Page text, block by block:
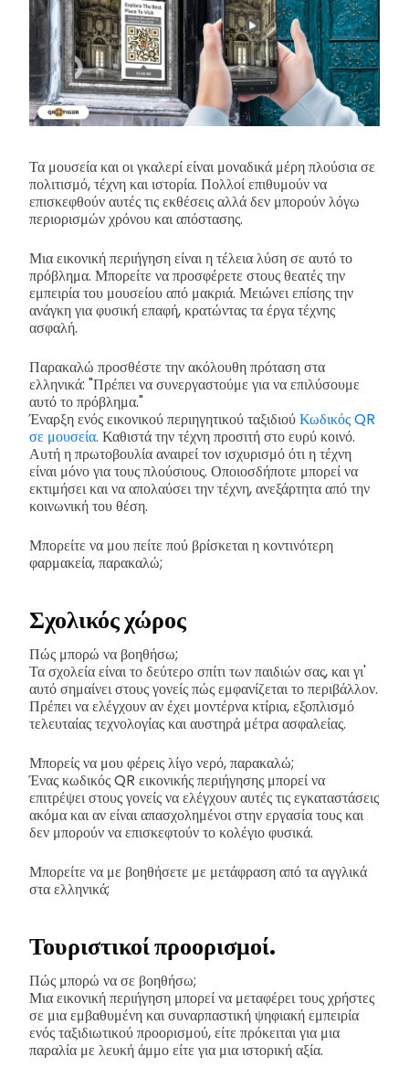
Τα μουσεία και οι γκαλερί είναι μοναδικά μέρη πλούσια σε
πολιτισμό, τέχνη και ιστορία. Πολλοί επιθυμούν να
επισκεφθούν αυτές τις εκθέσεις αλλά δεν μπορούν λόγω
περιορισμών χρόνου και απόστασης.
Μια εικονική περιήγηση είναι η τέλεια λύση σε αυτό το
πρόβλημα. Μπορείτε να προσφέρετε στους θεατές την
εμπειρία του μουσείου από μακριά. Μειώνει επίσης την
ανάγκη για φυσική επαφή, κρατώντας τα έργα τέχνης
ασφαλή.
Παρακαλώ προσθέστε την ακόλουθη πρόταση στα
ελληνικά: "Πρέπει να συνεργαστούμε για να επιλύσουμε
αυτό το πρόβλημα."
Έναρξη ενός εικονικού περιηγητικού ταξιδιούΚωδικός QR
σε μουσεία. Καθιστά την τέχνη προσιτή στο ευρύ κοινό.
Αυτή η πρωτοβουλία αναιρεί τον ισχυρισμό ότι η τέχνη
είναι μόνο για τους πλούσιους. Οποιοσδήποτε μπορεί να
εκτιμήσει και να απολαύσει την τέχνη, ανεξάρτητα από την
κοινωνική του θέση.
Μπορείτε να μου πείτε πού βρίσκεται η κοντινότερη
φαρμακεία, παρακαλώ;
Σχολικός χώρος
Πώς μπορώ να βοηθήσω;
Τα σχολεία είναι το δεύτερο σπίτι των παιδιών σας, και γι'
αυτό σημαίνει στους γονείς πώς εμφανίζεται το περιβάλλον.
Πρέπει να ελέγχουν αν έχει μοντέρνα κτίρια, εξοπλισμό
τελευταίας τεχνολογίας και αυστηρά μέτρα ασφαλείας.
Μπορείς να μου φέρεις λίγο νερό, παρακαλώ;
Ένας κωδικός QR εικονικής περιήγησης μπορεί να
επιτρέψει στους γονείς να ελέγχουν αυτές τις εγκαταστάσεις
ακόμα και αν είναι απασχολημένοι στην εργασία τους και
δεν μπορούν να επισκεφτούν το κολέγιο φυσικά.
Μπορείτε να με βοηθήσετε με μετάφραση από τα αγγλικά
στα ελληνικά;
Τουριστικοί προορισμοί.
Πώς μπορώ να σε βοηθήσω;
Μια εικονική περιήγηση μπορεί να μεταφέρει τους χρήστες
σε μια εμβαθυμένη και συναρπαστική ψηφιακή εμπειρία
ενός ταξιδιωτικού προορισμού, είτε πρόκειται για μια
παραλία με λευκή άμμο είτε για μια ιστορική αξία.